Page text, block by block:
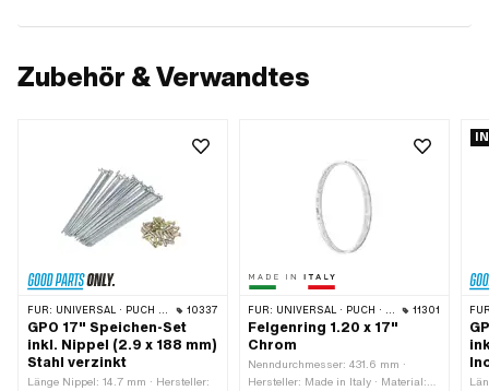
Zubehör & Verwandtes
FÜR: UNIVERSAL · PUCH · SACHS · ZÜNDAPP BELMONDO 10337
GPO 17" Speichen-Set
inkl. Nippel (2.9 x 188 mm)
Stahl verzinkt
Länge Nippel: 14.7 mm · Hersteller:
FÜR: UNIVERSAL · PUCH · SACHS · ZÜNDAPP BELMONDO 11301
Felgenring 1.20 x 17"
Chrom
Nenndurchmesser: 431.6 mm ·
Hersteller: Made in Italy · Material: